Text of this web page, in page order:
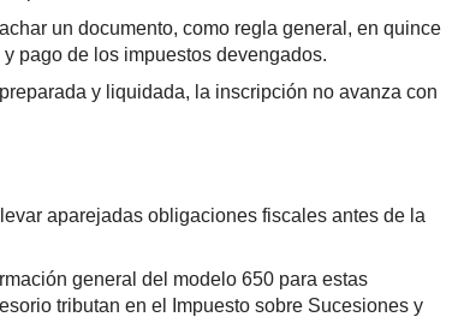
un documento, como regla general, en quince
pago de los impuestos devengados.
y liquidada, la inscripción no avanza con
aparejadas obligaciones fiscales antes de la
general del modelo 650 para estas
tributan en el Impuesto sobre Sucesiones y